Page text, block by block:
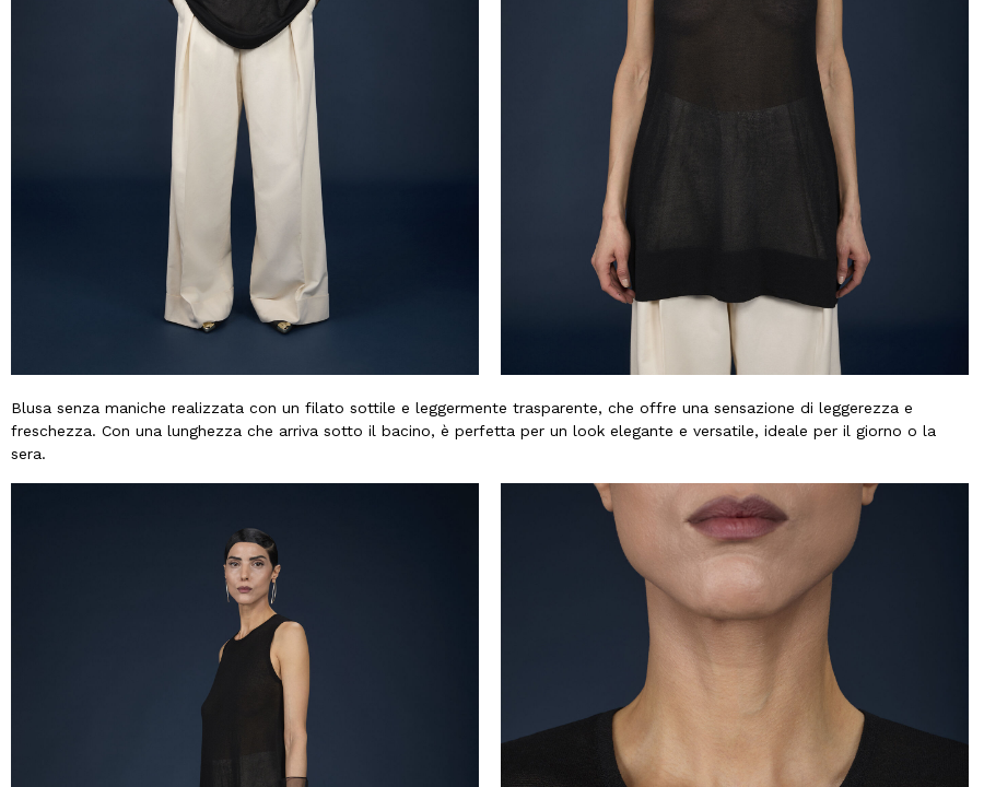
Blusa senza maniche realizzata con un filato sottile e leggermente trasparente, che offre una sensazione di leggerezza e
freschezza. Con una lunghezza che arriva sotto il bacino, è perfetta per un look elegante e versatile, ideale per il giorno o la
sera.